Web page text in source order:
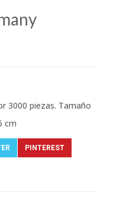
3000 piezas. Tamaño
cm
PINTEREST